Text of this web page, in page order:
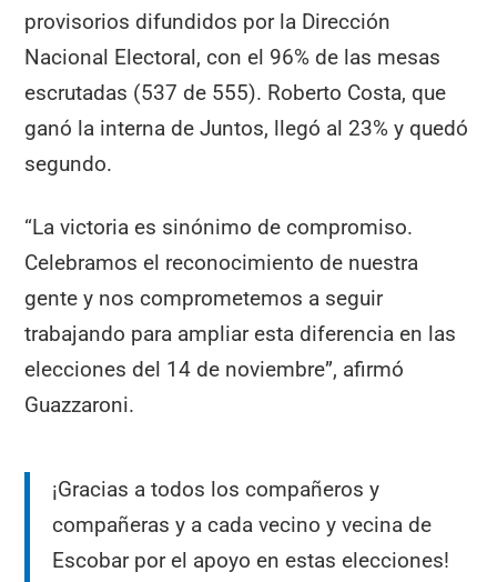
provisorios difundidos por la Dirección
Nacional Electoral, con el 96% de las mesas
escrutadas (537 de 555). Roberto Costa, que
ganó la interna de Juntos, llegó al 23% y quedó
segundo.
“La victoria es sinónimo de compromiso.
Celebramos el reconocimiento de nuestra
gente y nos comprometemos a seguir
trabajando para ampliar esta diferencia en las
elecciones del 14 de noviembre”, afirmó
Guazzaroni.
¡Gracias a todos los compañeros y
compañeras y a cada vecino y vecina de
Escobar por el apoyo en estas elecciones!